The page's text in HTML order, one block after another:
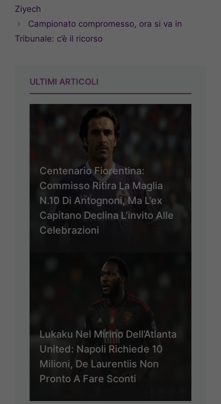
Ziyech
Campionato compromesso, ora si va in
Tribunale: c’è il ricorso
ULTIMI ARTICOLI
Centenario Fiorentina:
Commisso Ritira La Maglia
N.10 Di Antognoni, Ma L’ex
Capitano Declina L’invito Alle
Celebrazioni
Lukaku Nel Mirino Dell’Atlanta
United: Napoli Richiede 10
Milioni, De Laurentiis Non
Pronto A Fare Sconti